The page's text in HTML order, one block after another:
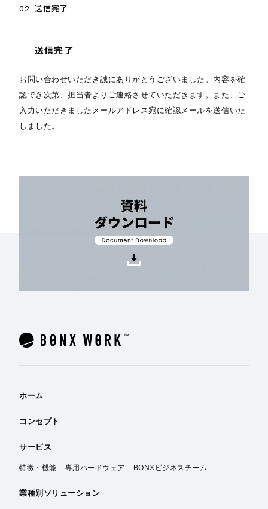
送信完了
送信完了
お問い合わせいただき誠にありがとうございました。内容を確
認でき次第、担当者よりご連絡させていただきます。また、ご
入力いただきましたメールアドレス宛に確認メールを送信いた
しました。
ホーム
コンセプト
サービス
特徴・機能 専用ハードウェア BONXビジネスチーム
業種別 ソリューション